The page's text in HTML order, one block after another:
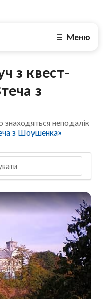
☰ Меню
з квест-
з
неподалік
з Шоушенка»